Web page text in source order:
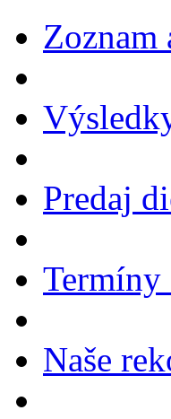
Zoznam
Predaj
Termíny
Naše